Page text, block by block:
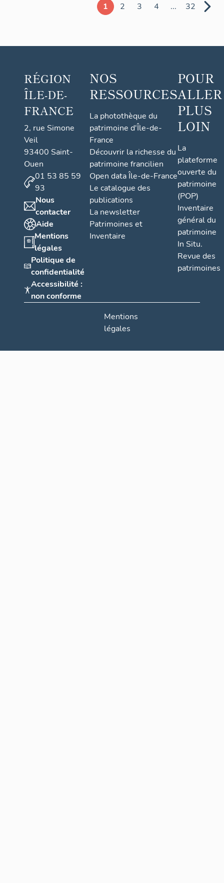
1 2 3 4 ... 32
RÉGION
ÎLE-DE-
FRANCE
2, rue Simone
Veil
93400 Saint-
Ouen
01 53 85 59
93
Nous
contacter
Aide
Mentions
légales
Politique de
confidentialité
Accessibilité :
non conforme
NOS
RESSOURCES
La photothèque du
patrimoine d'Île-de-
France
Découvrir la richesse du
patrimoine francilien
Open data Île-de-France
Le catalogue des
publications
La newsletter
Patrimoines et
Inventaire
POUR
ALLER
PLUS
LOIN
La
plateforme
ouverte du
patrimoine
(POP)
Inventaire
général du
patrimoine
In Situ.
Revue des
patrimoines
Mentions
légales